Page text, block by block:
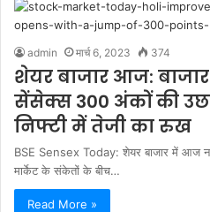
admin मार्च 6, 2023 374
शेयर बाजार आज:
सेंसेक्स 300 अंकों की
निफ्टी में तेजी का रुख
BSE Sensex Today: शेयर बाजार में आज
मार्केट के संकेतों के बीच…
Read More »